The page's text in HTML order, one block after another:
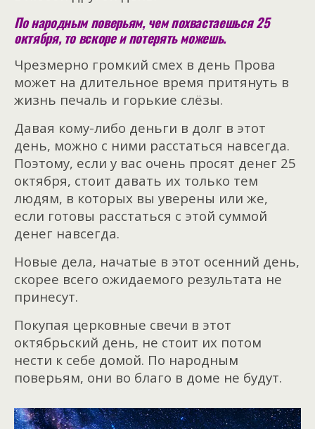
По народным поверьям, чем похвастаешься 25
октября, то вскоре и потерять можешь.
Чрезмерно громкий смех в день Прова
может на длительное время притянуть в
жизнь печаль и горькие слёзы.
Давая кому-либо деньги в долг в этот
день, можно с ними расстаться навсегда.
Поэтому, если у вас очень просят денег 25
октября, стоит давать их только тем
людям, в которых вы уверены или же,
если готовы расстаться с этой суммой
денег навсегда.
Новые дела, начатые в этот осенний день,
скорее всего ожидаемого результата не
принесут.
Покупая церковные свечи в этот
октябрьский день, не стоит их потом
нести к себе домой. По народным
поверьям, они во благо в доме не будут.